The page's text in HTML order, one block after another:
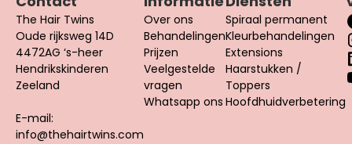
The Hair Twins
Oude rijksweg 14D
4472AG ‘s-heer
Hendrikskinderen
Zeeland
E-mail:
info@thehairtwins.com
Over ons
Behandelingen
Prijzen
Veelgestelde
vragen
Whatsapp ons
Spiraal permanent
Kleurbehandelingen
Extensions
Haarstukken /
Toppers
Hoofdhuidverbetering